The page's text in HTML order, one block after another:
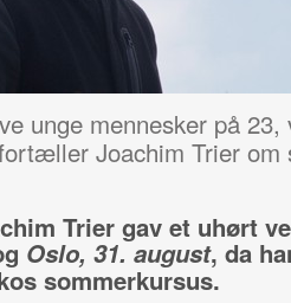
unge mennesker på
Joachim Trier
Trier gav et uhørt
Oslo, 31. august, da
sommerkursus.